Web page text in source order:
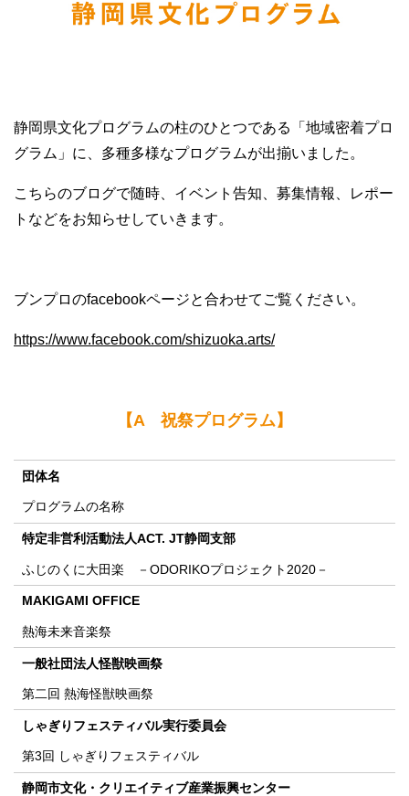
静岡県文化プログラムの柱のひとつである「地域密着プロ
グラム」に、多種多様なプログラムが出揃いました。
こちらのブログで随時、イベント告知、募集情報、レポー
トなどをお知らせしていきます。
ブンプロのfacebookページと合わせてご覧ください。
https://www.facebook.com/shizuoka.arts/
【A 祝祭プログラム】
団体名
プログラムの名称
特定非営利活動法人ACT. JT静岡支部
ふじのくに大田楽 －ODORIKOプロジェクト2020－
MAKIGAMI OFFICE
熱海未来音楽祭
一般社団法人怪獣映画祭
第二回 熱海怪獣映画祭
しゃぎりフェスティバル実行委員会
第3回 しゃぎりフェスティバル
静岡市文化・クリエイティブ産業振興センター